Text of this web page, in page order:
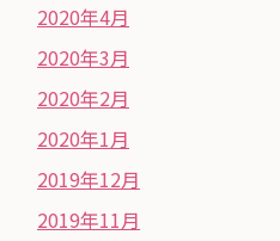
2020年4月
2020年3月
2020年2月
2020年1月
2019年12月
2019年11月